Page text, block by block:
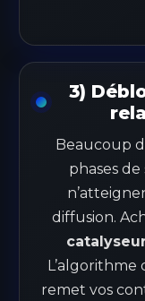
3)
Beaucoup
phases
diffusion.
L’algorithme
remet vos